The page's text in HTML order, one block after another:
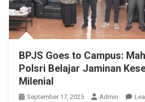
BPJS Goes to Campus:
Polsri Belajar Jaminan
Milenial
September 17, 2025 Admin